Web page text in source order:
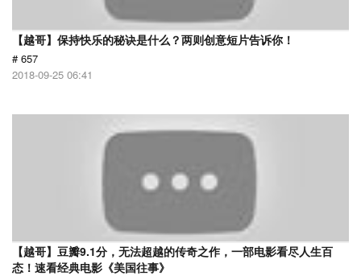
【越哥】保持快乐的秘诀是什么？两则创意短片告诉你！
# 657
2018-09-25 06:41
【越哥】豆瓣9.1分，无法超越的传奇之作，一部电影看尽人生百
态！速看经典电影《美国往事》